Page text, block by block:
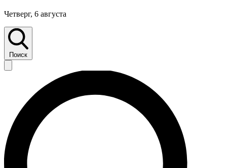
Четверг, 6 августа
Поиск